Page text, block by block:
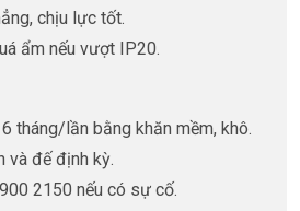
chịu lực tốt.
ẩm nếu vượt IP20.
tháng/lần bằng khăn mềm, khô.
và đế định kỳ.
2150 nếu có sự cố.